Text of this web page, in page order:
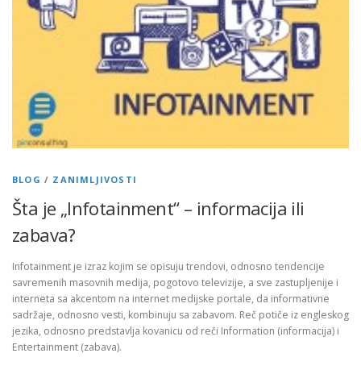
BLOG / ZANIMLJIVOSTI
Šta je „Infotainment“ – informacija ili
zabava?
Infotainment je izraz kojim se opisuju trendovi, odnosno tendencije
savremenih masovnih medija, pogotovo televizije, a sve zastupljenije i
interneta sa akcentom na internet medijske portale, da informativne
sadržaje, odnosno vesti, kombinuju sa zabavom. Reč potiče iz engleskog
jezika, odnosno predstavlja kovanicu od reči Information (informacija) i
Entertainment (zabava).